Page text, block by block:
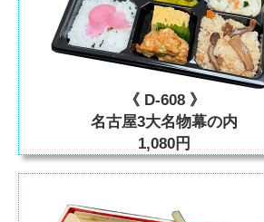
《 D-608 》
名古屋3大名物幕の内
1,080円